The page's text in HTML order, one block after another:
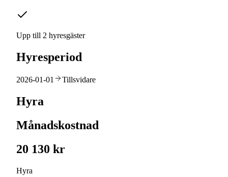
Upp till 2 hyresgäster
Hyresperiod
2026-01-01 Tillsvidare
Hyra
Månadskostnad
20 130 kr
Hyra